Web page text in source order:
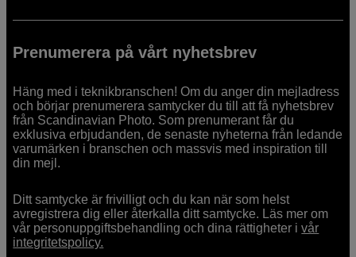
Prenumerera på vårt nyhetsbrev
Häng med i teknikbranschen! Om du anger din mejladress
och börjar prenumerera samtycker du till att få nyhetsbrev
från Scandinavian Photo. Som prenumerant får du
exklusiva erbjudanden, de senaste nyheterna från ledande
varumärken i branschen och massvis med inspiration till
din mejl.
Ditt samtycke är frivilligt och du kan när som helst
avregistrera dig eller återkalla ditt samtycke. Läs mer om
vår personuppgiftsbehandling och dina rättigheter ivår
integritetspolicy.